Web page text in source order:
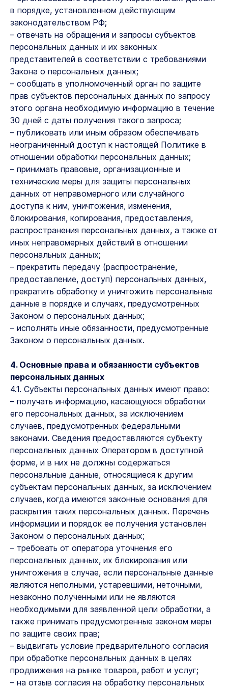
в порядке, установленном действующим
законодательством РФ;
– отвечать на обращения и запросы субъектов
персональных данных и их законных
представителей в соответствии с требованиями
Закона о персональных данных;
– сообщать в уполномоченный орган по защите
прав субъектов персональных данных по запросу
этого органа необходимую информацию в течение
30 дней с даты получения такого запроса;
– публиковать или иным образом обеспечивать
неограниченный доступ к настоящей Политике в
отношении обработки персональных данных;
– принимать правовые, организационные и
технические меры для защиты персональных
данных от неправомерного или случайного
доступа к ним, уничтожения, изменения,
блокирования, копирования, предоставления,
распространения персональных данных, а также от
иных неправомерных действий в отношении
персональных данных;
– прекратить передачу (распространение,
предоставление, доступ) персональных данных,
прекратить обработку и уничтожить персональные
данные в порядке и случаях, предусмотренных
Законом о персональных данных;
– исполнять иные обязанности, предусмотренные
Законом о персональных данных.
4. Основные права и обязанности субъектов
персональных данных
4.1. Субъекты персональных данных имеют право:
– получать информацию, касающуюся обработки
его персональных данных, за исключением
случаев, предусмотренных федеральными
законами. Сведения предоставляются субъекту
персональных данных Оператором в доступной
форме, и в них не должны содержаться
персональные данные, относящиеся к другим
субъектам персональных данных, за исключением
случаев, когда имеются законные основания для
раскрытия таких персональных данных. Перечень
информации и порядок ее получения установлен
Законом о персональных данных;
– требовать от оператора уточнения его
персональных данных, их блокирования или
уничтожения в случае, если персональные данные
являются неполными, устаревшими, неточными,
незаконно полученными или не являются
необходимыми для заявленной цели обработки, а
также принимать предусмотренные законом меры
по защите своих прав;
– выдвигать условие предварительного согласия
при обработке персональных данных в целях
продвижения на рынке товаров, работ и услуг;
– на отзыв согласия на обработку персональных